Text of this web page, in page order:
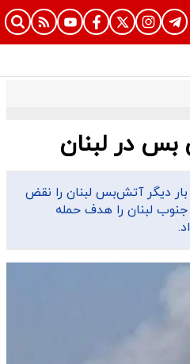
در لبنان
دیگر آتش‌بس لبنان را نقض
لبنان را هدف حمله